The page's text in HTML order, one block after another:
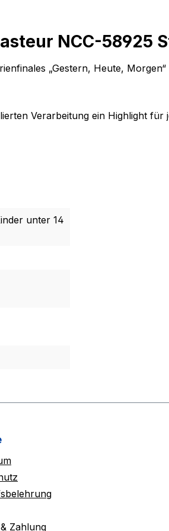
NCC-58925
„Gestern, Heute,
Verarbeitung ein Highlight für
unter 14
Zahlung